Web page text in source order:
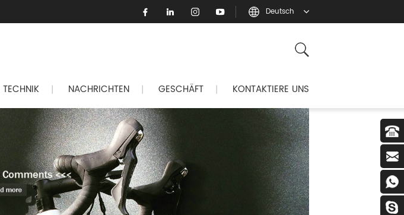
Deutsch
TECHNIK | NACHRICHTEN | GESCHÄFT | KONTAKTIERE UNS